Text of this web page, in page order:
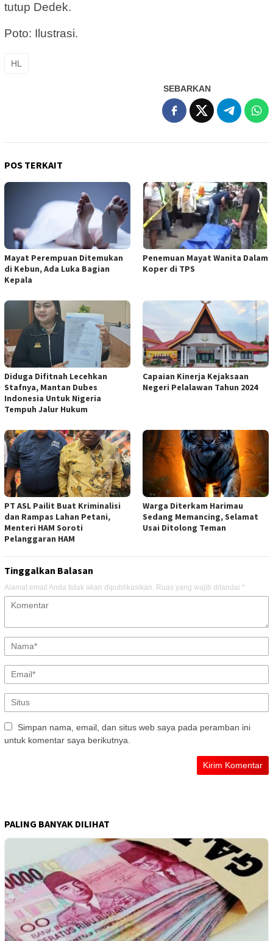
tutup Dedek.
Poto: Ilustrasi.
HL
SEBARKAN
POS TERKAIT
Mayat Perempuan Ditemukan
di Kebun, Ada Luka Bagian
Kepala
Penemuan Mayat Wanita Dalam
Koper di TPS
Diduga Difitnah Lecehkan
Stafnya, Mantan Dubes
Indonesia Untuk Nigeria
Tempuh Jalur Hukum
Capaian Kinerja Kejaksaan
Negeri Pelalawan Tahun 2024
PT ASL Pailit Buat Kriminalisi
dan Rampas Lahan Petani,
Menteri HAM Soroti
Pelanggaran HAM
Warga Diterkam Harimau
Sedang Memancing, Selamat
Usai Ditolong Teman
Tinggalkan Balasan
Alamat email Anda tidak akan dipublikasikan. Ruas yang wajib ditandai *
Simpan nama, email, dan situs web saya pada peramban ini
untuk komentar saya berikutnya.
PALING BANYAK DILIHAT